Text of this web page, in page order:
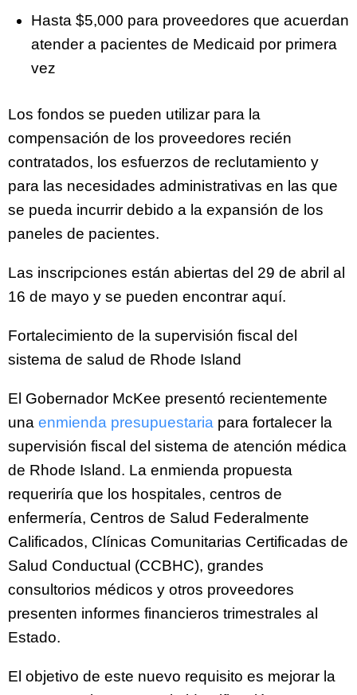
Hasta $5,000 para proveedores que acuerdan
atender a pacientes de Medicaid por primera
vez
Los fondos se pueden utilizar para la
compensación de los proveedores recién
contratados, los esfuerzos de reclutamiento y
para las necesidades administrativas en las que
se pueda incurrir debido a la expansión de los
paneles de pacientes.
Las inscripciones están abiertas del 29 de abril al
16 de mayo y se pueden encontrar aquí.
Fortalecimiento de la supervisión fiscal del
sistema de salud de Rhode Island
El Gobernador McKee presentó recientemente
una enmienda presupuestaria para fortalecer la
supervisión fiscal del sistema de atención médica
de Rhode Island. La enmienda propuesta
requeriría que los hospitales, centros de
enfermería, Centros de Salud Federalmente
Calificados, Clínicas Comunitarias Certificadas de
Salud Conductual (CCBHC), grandes
consultorios médicos y otros proveedores
presenten informes financieros trimestrales al
Estado.
El objetivo de este nuevo requisito es mejorar la